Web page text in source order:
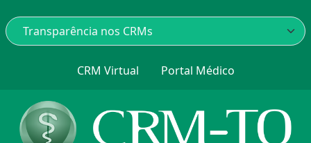
CRM Virtual Portal Médico